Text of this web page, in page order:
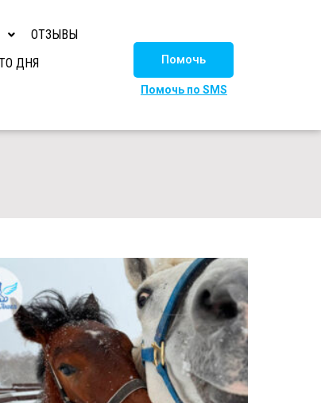
ОТЗЫВЫ
ДНЯ
Помочь
Помочь по SMS